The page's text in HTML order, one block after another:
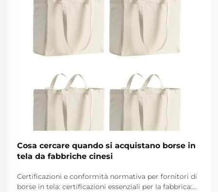
Cosa cercare quando si acquistano borse in
tela da fabbriche cinesi
Certificazioni e conformità normativa per fornitori di
borse in tela: certificazioni essenziali per la fabbrica: